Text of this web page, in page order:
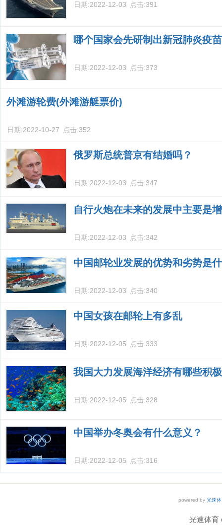
日期:2022-12-03 点击:391
哪个国家会先研制出新冠肺炎疫
日期:2022-12-03 点击:373
外滩游轮费(外滩游艇票价)
日期:2022-10-27 点击:352
俄罗斯总统普京有结婚吗？
日期:2022-12-03 点击:347
自行火炮在未来的发展中主要是
日期:2022-12-03 点击:342
中国邮轮业发展的优势和劣势是
日期:2022-12-03 点击:340
中国女孩在邮轮上有多乱
日期:2022-12-05 点击:333
我国大力发展海洋经济有哪些积
日期:2022-12-05 点击:328
中国举办冬奥会有什么意义？
日期:2022-12-05 点击:316
powered by 光速
光速体育